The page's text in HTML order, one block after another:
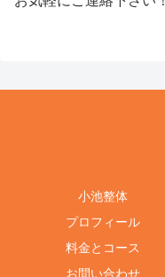
小池整体
プロフィール
料金とコース
お問い合わせ